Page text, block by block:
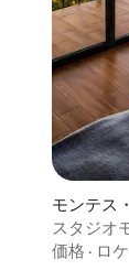
モンテス
スタジオ
テンビュ
価格 · ロ